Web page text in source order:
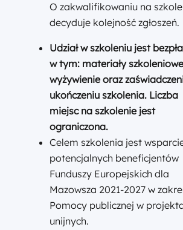
O zakwalifikowaniu na
decyduje kolejność zgłoszeń.
Udział w szkoleniu jest
w tym: materiały
wyżywienie oraz
ukończeniu szkolenia. Liczba
miejsc na szkolenie jest
ograniczona.
Celem szkolenia jest
potencjalnych beneficjentów
Funduszy Europejskich dla
Mazowsza 2021-2027 w
Pomocy publicznej w
unijnych.